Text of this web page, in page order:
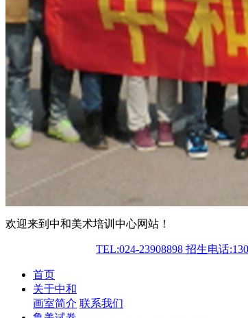
欢迎来到中和美术培训中心网站！
TEL:024-23908898 招生电话
首页
关于中和
画室简介 联系我们